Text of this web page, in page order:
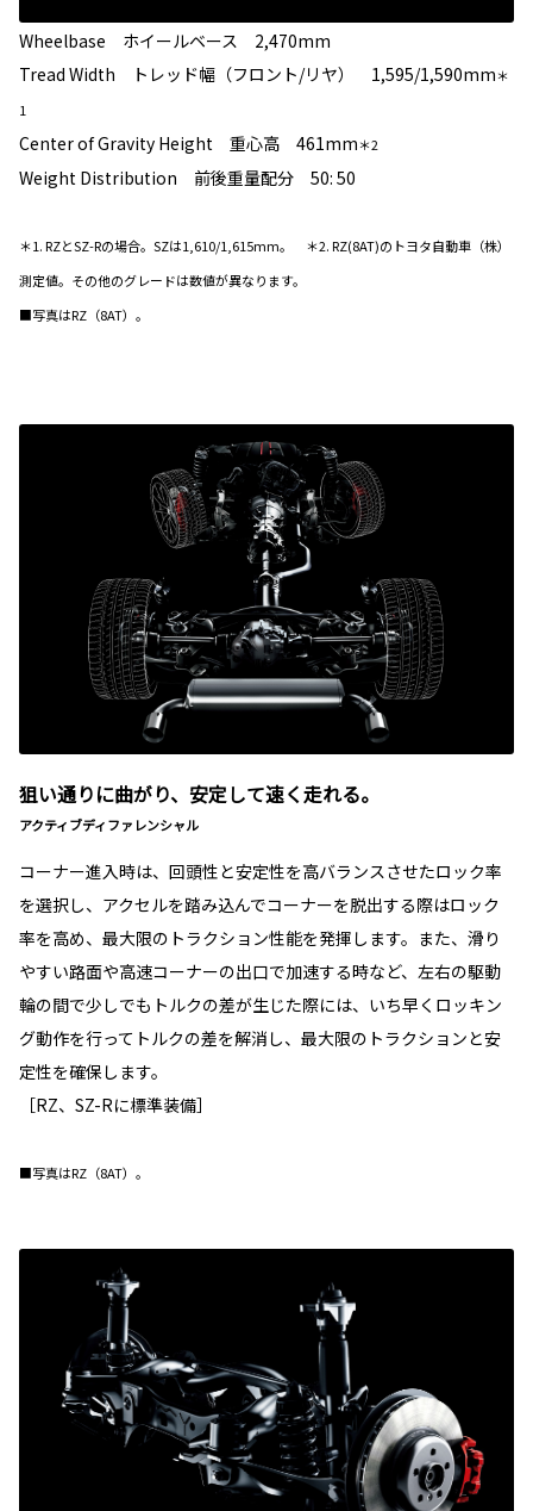
Wheelbase ホイールベース 2,470mm
Tread Width トレッド幅（フロント/リヤ） 1,595/1,590mm＊
1
Center of Gravity Height 重心高 461mm＊2
Weight Distribution 前後重量配分 50: 50
＊1. RZとSZ-Rの場合。SZは1,610/1,615mm。 ＊2. RZ(8AT)のトヨタ自動車（株）
測定値。その他のグレードは数値が異なります。
■写真はRZ（8AT）。
狙い通りに曲がり、安定して速く走れる。
アクティブディファレンシャル
コーナー進入時は、回頭性と安定性を高バランスさせたロック率
を選択し、アクセルを踏み込んでコーナーを脱出する際はロック
率を高め、最大限のトラクション性能を発揮します。また、滑り
やすい路面や高速コーナーの出口で加速する時など、左右の駆動
輪の間で少しでもトルクの差が生じた際には、いち早くロッキン
グ動作を行ってトルクの差を解消し、最大限のトラクションと安
定性を確保します。
［RZ、SZ-Rに標準装備］
■写真はRZ（8AT）。